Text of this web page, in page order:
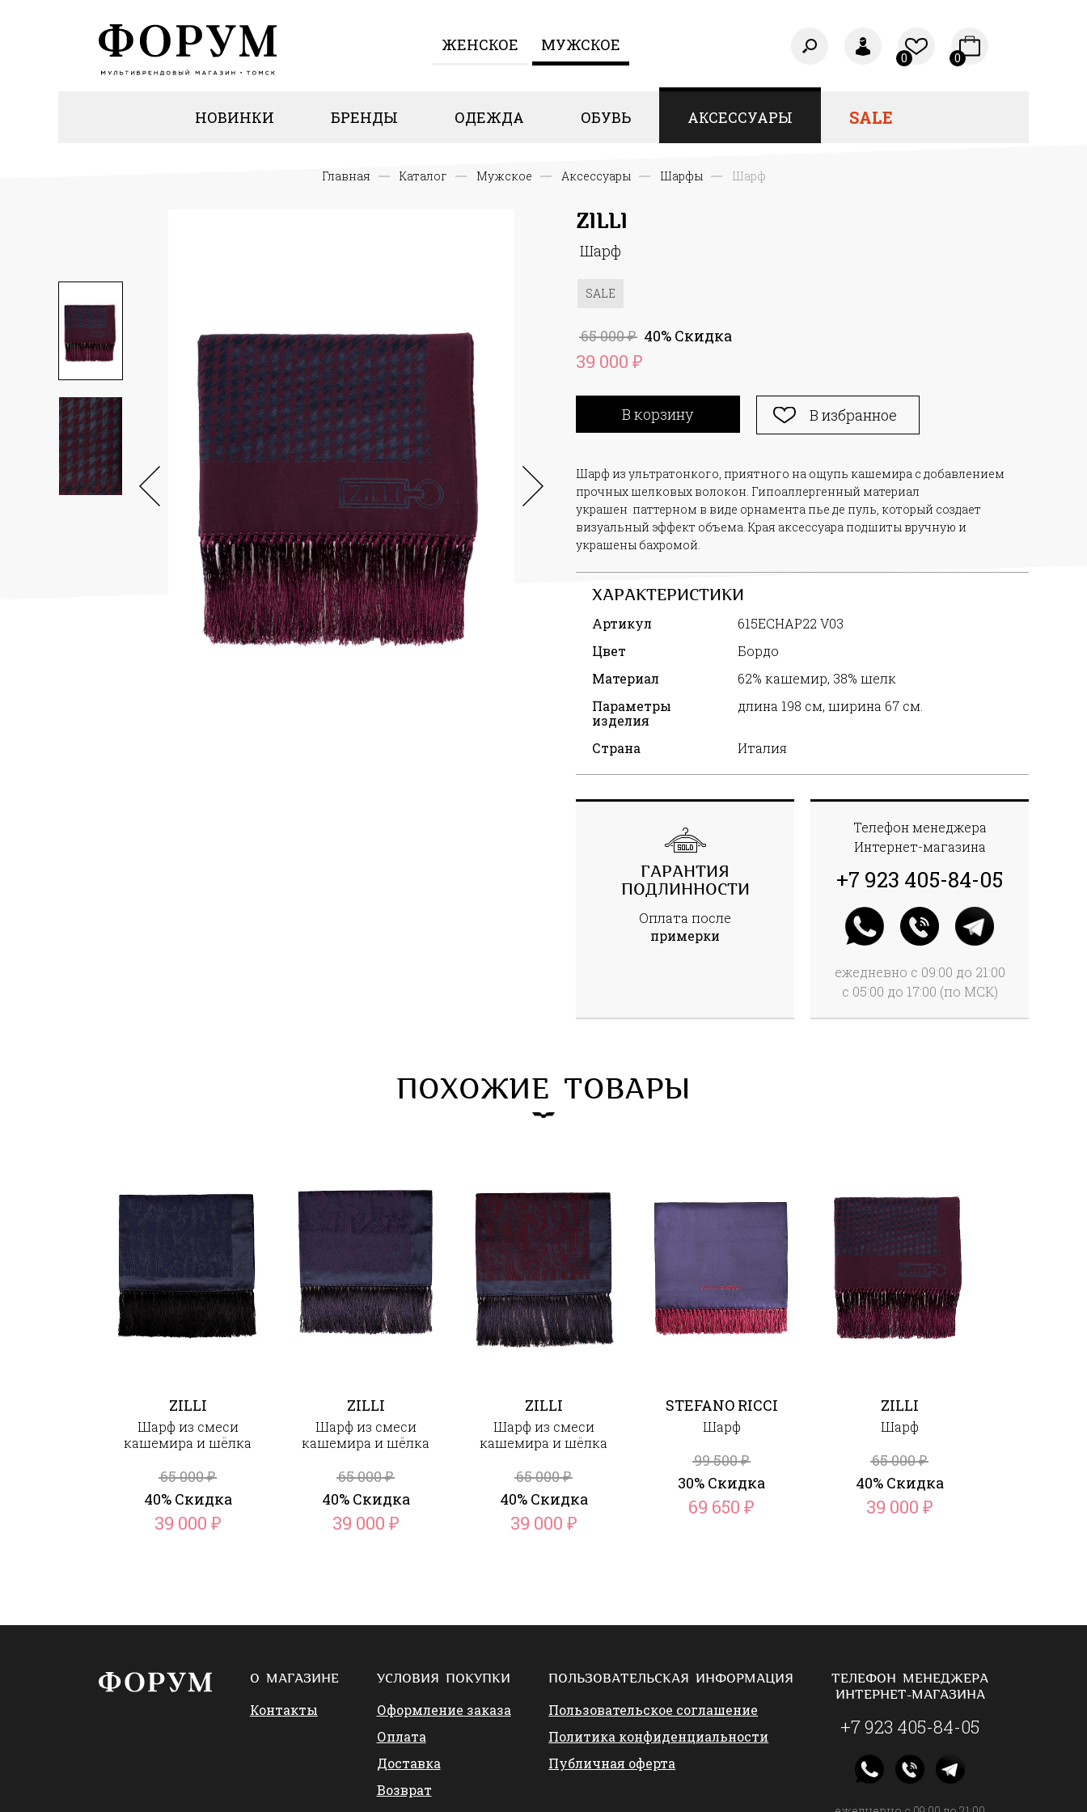
ЖЕНCКОЕ МУЖСКОЕ
0 0
НОВИНКИ БРЕНДЫ ОДЕЖДА ОБУВЬ АКСЕССУАРЫ SALE
Главная Каталог Мужское Аксессуары Шарфы Шарф
ZILLI
Шарф
SALE
65 000₽ 40% Скидка
39 000 ₽
В корзину В избранное
Шарф из ультратонкого, приятного на ощупь кашемира с добавлением
прочных шелковых волокон. Гипоаллергенный материал
украшен паттерном в виде орнамента пье де пуль, который создает
визуальный эффект объема. Края аксессуара подшиты вручную и
украшены бахромой.
ХАРАКТЕРИСТИКИ
Артикул
615ECHAP22 V03
Цвет
Бордо
Материал
62% кашемир, 38% шелк
Параметры
изделия
длина 198 cм, ширина 67 см.
Страна Италия
ГАРАНТИЯ
ПОДЛИННОСТИ
Оплата после
примерки
Телефон менеджера
Интернет-магазина
+7 923 405-84-05
ежедневно с 09:00 до 21:00
с 05:00 до 17:00 (по МСК)
ПОХОЖИЕ ТОВАРЫ
ZILLI
Шарф из смеси
кашемира и шёлка
65 000₽
40% Скидка
39 000 ₽
ZILLI
Шарф из смеси
кашемира и шёлка
65 000₽
40% Скидка
39 000 ₽
ZILLI
Шарф из смеси
кашемира и шёлка
65 000₽
40% Скидка
39 000 ₽
STEFANO RICCI
Шарф
99 500₽
30% Скидка
69 650 ₽
ZILLI
Шарф
65 000₽
40% Скидка
39 000 ₽
О МАГАЗИНЕ
Контакты
УСЛОВИЯ ПОКУПКИ
Оформление заказа
Оплата
Доставка
Возврат
ПОЛЬЗОВАТЕЛЬСКАЯ ИНФОРМАЦИЯ
Пользовательское соглашение
Политика конфиденциальности
Публичная оферта
ТЕЛЕФОН МЕНЕДЖЕРА
ИНТЕРНЕТ-МАГАЗИНА
+7 923 405-84-05